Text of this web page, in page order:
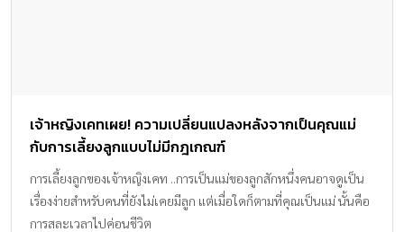
เจ้าหญิงเคทเผย! ความเปลี่ยนแปลงหลังจากเป็นคุณแม่
กับการเลี้ยงลูกแบบไม่มีกฎเกณฑ์
การเลี้ยงลูกของเจ้าหญิงเคท ..การเป็นแม่ของลูกสักหนึ่งคนอาจดูเป็น
เรื่องง่ายสำหรับคนที่ยังไม่เคยมีลูก แต่เมื่อใดก็ตามที่คุณเป็นแม่ นั้นคือ
การสละเวลาไปค่อนชีวิต